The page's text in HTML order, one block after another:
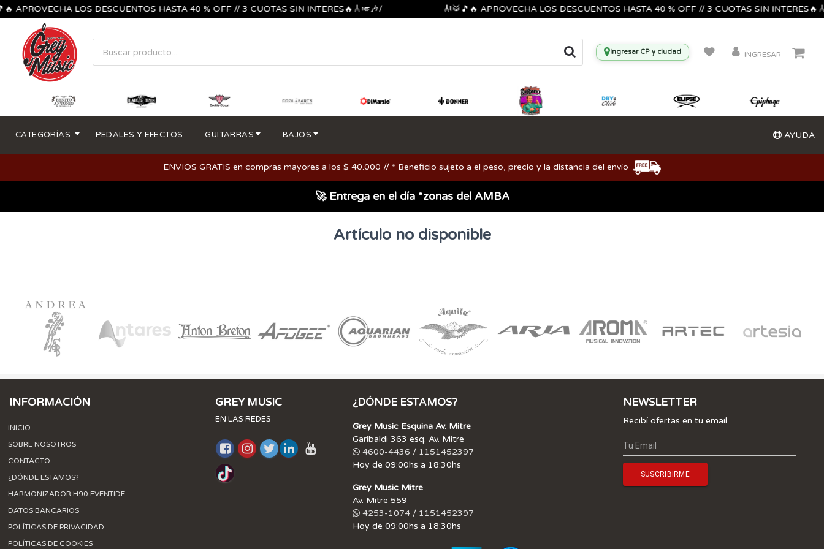
APROVECHA LOS DESCUENTOS HASTA 40 % OFF // 3 CUOTAS SIN INTERES🔥🎸🎺🎶/ 🎻🥁🎵🔥 APROVECHA LOS DESCUENTOS HASTA 40 % OFF // 3 CUOTAS SIN
Ingresar CP y ciudad INGRESAR
CATEGORÍAS PEDALES Y EFECTOS GUITARRAS BAJOS AYUDA
ENVIOS GRATIS en compras mayores a los $ 40.000 // * Beneficio sujeto a el peso, precio y la distancia del envío
🚀 Entrega en el día *zonas del AMBA
Artículo no disponible
INFORMACIÓN
INICIO
SOBRE NOSOTROS
CONTACTO
¿DÓNDE ESTAMOS?
HARMONIZADOR H90 EVENTIDE
DATOS BANCARIOS
POLÍTICAS DE PRIVACIDAD
POLÍTICAS DE COOKIES
GREY MUSIC
EN LAS REDES
¿DÓNDE ESTAMOS?
Grey Music Esquina Av. Mitre
Garibaldi 363 esq. Av. Mitre
4600-4436 / 1151452397
Hoy de 09:00hs a 18:30hs
Grey Music Mitre
Av. Mitre 559
4253-1074 / 1151452397
Hoy de 09:00hs a 18:30hs
NEWSLETTER
Recibí ofertas en tu email